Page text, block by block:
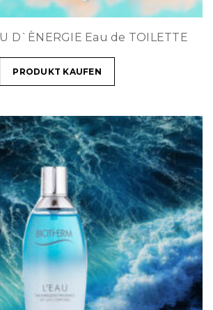
D`ÈNERGIE Eau de TOILETTE
PRODUKT KAUFEN